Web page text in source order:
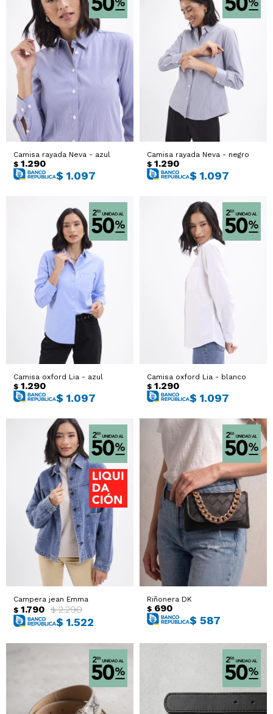
Camisa rayada Neva - azul
$ 1.290
$ 1.097
Camisa rayada Neva - negro
$ 1.290
$ 1.097
Camisa oxford Lia - azul
$ 1.290
$ 1.097
Camisa oxford Lia - blanco
$ 1.290
$ 1.097
Campera jean Emma
$ 1.790 $ 2.290
$ 1.522
Riñonera DK
$ 690
$ 587